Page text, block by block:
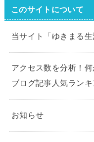
このサイトについて
当サイト「ゆきまる
アクセス数を分析！
ブログ記事人気ラン
お知らせ